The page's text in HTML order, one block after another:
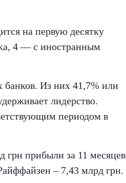
на первую десятку
4 — с иностранным
банков. Из них 41,7% или
лидерство.
периодом в
грн прибыли за 11 месяцев
– 7,43 млрд грн.